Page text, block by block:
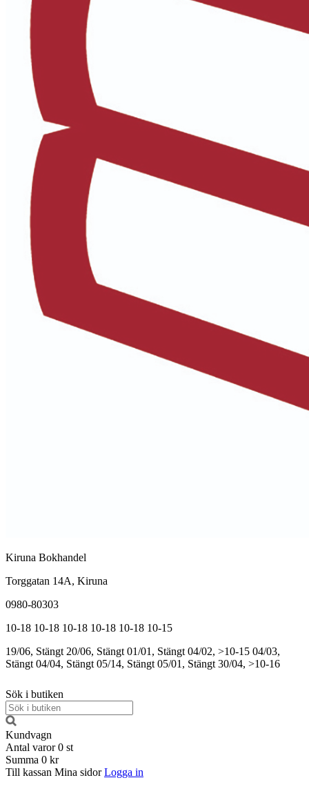
Kiruna Bokhandel
Torggatan 14A, Kiruna
0980-80303
10-18 10-18 10-18 10-18 10-18 10-15
19/06, Stängt 20/06, Stängt 01/01, Stängt 04/02, >10-15 04/03,
Stängt 04/04, Stängt 05/14, Stängt 05/01, Stängt 30/04, >10-16
Sök i butiken
Kundvagn
Antal varor 0 st
Summa 0 kr
Till kassan Mina sidor Logga in